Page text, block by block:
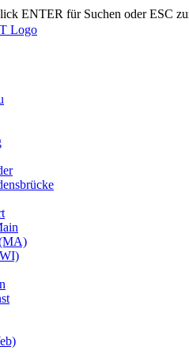
ENTER für Suchen oder ESC